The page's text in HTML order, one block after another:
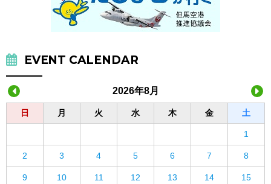
EVENT CALENDAR
2026年8月
日 月 火 水 木 金 土
1
2 3 4 5 6 7 8
9 10 11 12 13 14 15